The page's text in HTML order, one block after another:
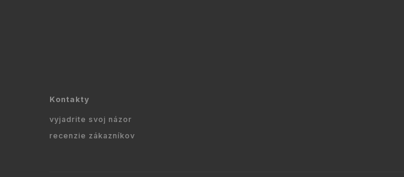
Kontakty
vyjadrite svoj názor
recenzie zákazníkov